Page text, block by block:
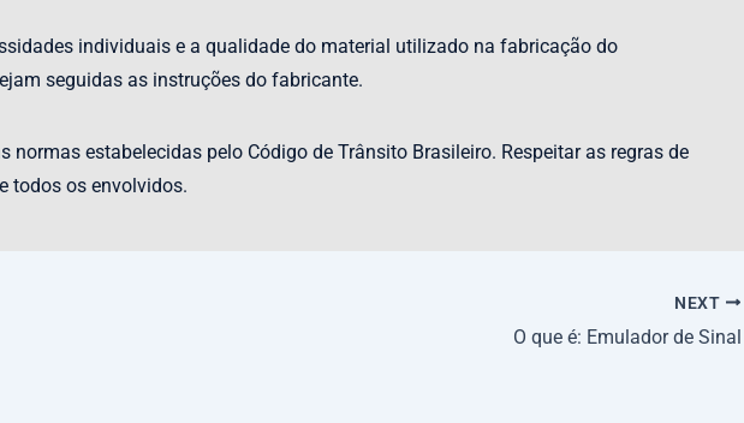
individuais e a qualidade do material utilizado na fabricação do
seguidas as instruções do fabricante.
estabelecidas pelo Código de Trânsito Brasileiro. Respeitar as regras de
todos os envolvidos.
NEXT
O que é: Emulador de Sinal